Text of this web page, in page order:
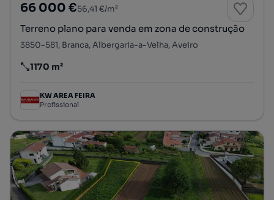
66 000 €56,41 €/m²
Terreno plano para venda em zona de construção
3850-581, Branca, Albergaria-a-Velha, Aveiro
Preço por metro quadrado
1170 m²
KW AREA FEIRA
Profissional